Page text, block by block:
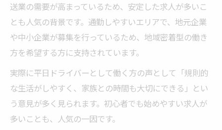
送業の需要が高まっているため、安定した求人が多いこ
とも人気の背景です。通勤しやすいエリアで、地元企業
や中小企業が募集を行っているため、地域密着型の働き
方を希望する方に支持されています。
実際に平日ドライバーとして働く方の声として「規則的
な生活がしやすく、家族との時間も大切にできる」とい
う意見が多く見られます。初心者でも始めやすい求人が
多いことも、人気の一因です。